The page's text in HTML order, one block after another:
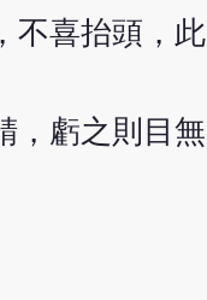
不喜抬頭，此
，虧之則目無